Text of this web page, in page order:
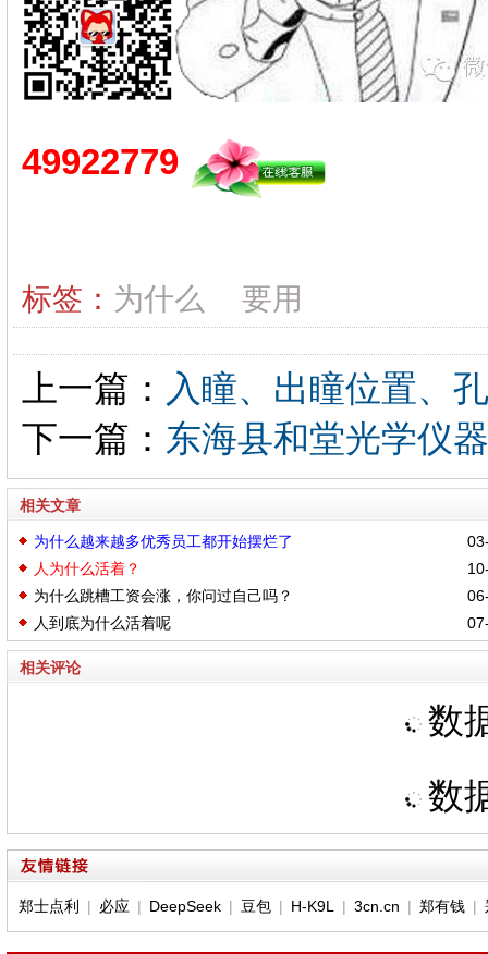
49922779
标签： 为什么 要用
上一篇： 入瞳、出瞳位置、
下一篇： 东海县和堂光学仪
相关文章
为什么越来越多优秀员工都开始摆烂了
人为什么活着？
为什么跳槽工资会涨，你问过自己吗？
人到底为什么活着呢
相关评论
数
数
郑士点利 | 必应 | DeepSeek| 豆包| H-K9L | 3cn.cn | 郑有钱|